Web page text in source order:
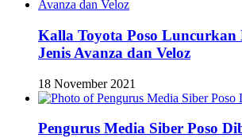
Kalla Toyota Poso
Jenis Avanza dan Veloz
18 November 2021
Pengurus Media Siber Poso